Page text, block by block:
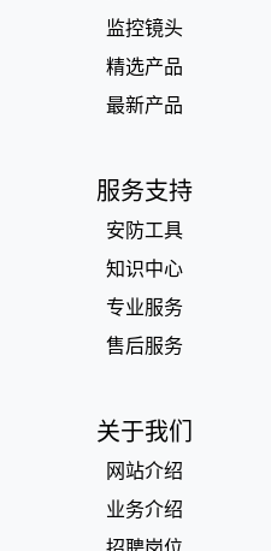
监控镜头
精选产品
最新产品
服务支持
安防工具
知识中心
专业服务
售后服务
关于我们
网站介绍
业务介绍